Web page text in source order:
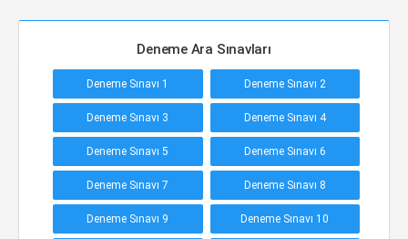
Deneme Ara Sınavları
Deneme Sınavı 1 Deneme Sınavı 2
Deneme Sınavı 3 Deneme Sınavı 4
Deneme Sınavı 5 Deneme Sınavı 6
Deneme Sınavı 7 Deneme Sınavı 8
Deneme Sınavı 9 Deneme Sınavı 10